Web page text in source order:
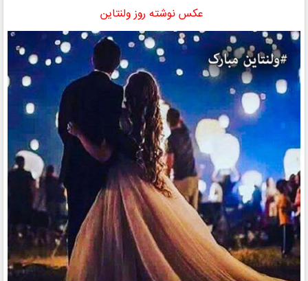
عکس نوشته روز ولنتاین